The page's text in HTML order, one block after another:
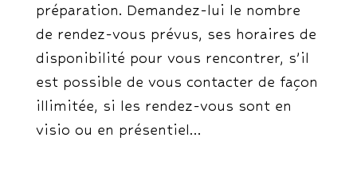
préparation. Demandez-lui le nombre
de rendez-vous prévus, ses horaires de
disponibilité pour vous rencontrer, s’il
est possible de vous contacter de façon
illimitée, si les rendez-vous sont en
visio ou en présentiel…